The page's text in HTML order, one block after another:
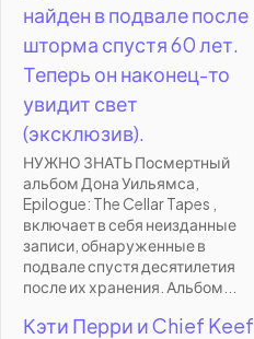
найден в подвале после
шторма спустя 60 лет.
Теперь он наконец-то
увидит свет
(эксклюзив).
НУЖНО ЗНАТЬ Посмертный
альбом Дона Уильямса,
Epilogue: The Cellar Tapes ,
включает в себя неизданные
записи, обнаруженные в
подвале спустя десятилетия
после их хранения. Альбом...
Кэти Перри и Chief Keef